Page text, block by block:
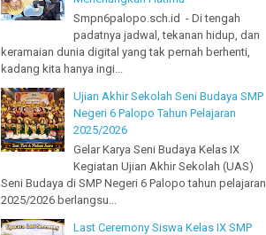
Smpn6palopo.sch.id - Di tengah
padatnya jadwal, tekanan hidup, dan
keramaian dunia digital yang tak pernah berhenti,
kadang kita hanya ingi...
Ujian Akhir Sekolah Seni Budaya SMP
Negeri 6 Palopo Tahun Pelajaran
2025/2026
Gelar Karya Seni Budaya Kelas IX
Kegiatan Ujian Akhir Sekolah (UAS)
Seni Budaya di SMP Negeri 6 Palopo tahun pelajaran
2025/2026 berlangsu...
Last Ceremony Siswa Kelas IX SMP